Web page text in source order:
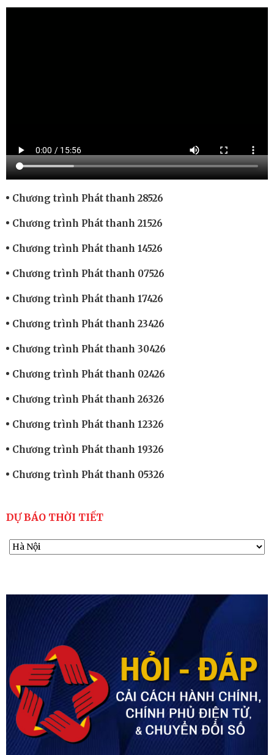
Chương trình Phát thanh 28526
Chương trình Phát thanh 21526
Chương trình Phát thanh 14526
Chương trình Phát thanh 07526
Chương trình Phát thanh 17426
Chương trình Phát thanh 23426
Chương trình Phát thanh 30426
Chương trình Phát thanh 02426
Chương trình Phát thanh 26326
Chương trình Phát thanh 12326
Chương trình Phát thanh 19326
Chương trình Phát thanh 05326
DỰ BÁO THỜI TIẾT